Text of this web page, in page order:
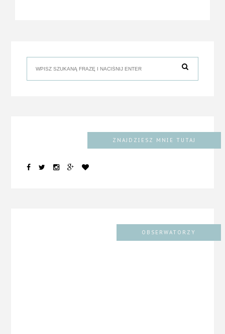
ZNAJDZIESZ MNIE TUTAJ
OBSERWATORZY